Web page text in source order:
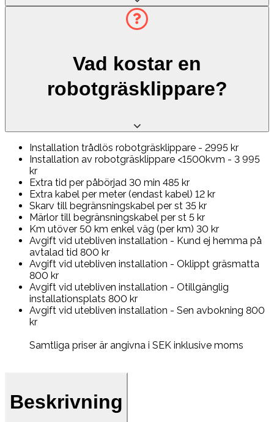
Vad kostar en
robotgräsklippare?
Installation trådlös robotgräsklippare - 2995 kr
Installation av robotgräsklippare <1500kvm - 3 995
kr
Extra tid per påbörjad 30 min 485 kr
Extra kabel per meter (endast kabel) 12 kr
Skarv till begränsningskabel per st 35 kr
Märlor till begränsningskabel per st 5 kr
Km utöver 50 km enkel väg (per km) 30 kr
Avgift vid utebliven installation - Kund ej hemma på
avtalad tid 800 kr
Avgift vid utebliven installation - Oklippt gräsmatta
800 kr
Avgift vid utebliven installation - Otillgänglig
installationsplats 800 kr
Avgift vid utebliven installation - Sen avbokning 800
kr
Samtliga priser är angivna i SEK inklusive moms
Beskrivning